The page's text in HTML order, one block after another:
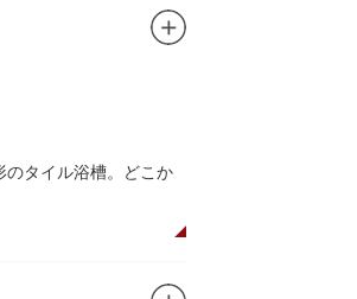
のタイル浴槽。どこか
熱めの温度のお湯と昔
定されたその景観も、